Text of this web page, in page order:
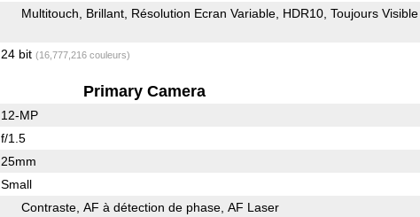
Multitouch Brillant Résolution Ecran Variable HDR10 Toujours Visible
24 bit (16,777,216 couleurs)
Primary Camera
12-MP
f/1.5
25mm
Small
Contraste AF à détection de phase AF Laser